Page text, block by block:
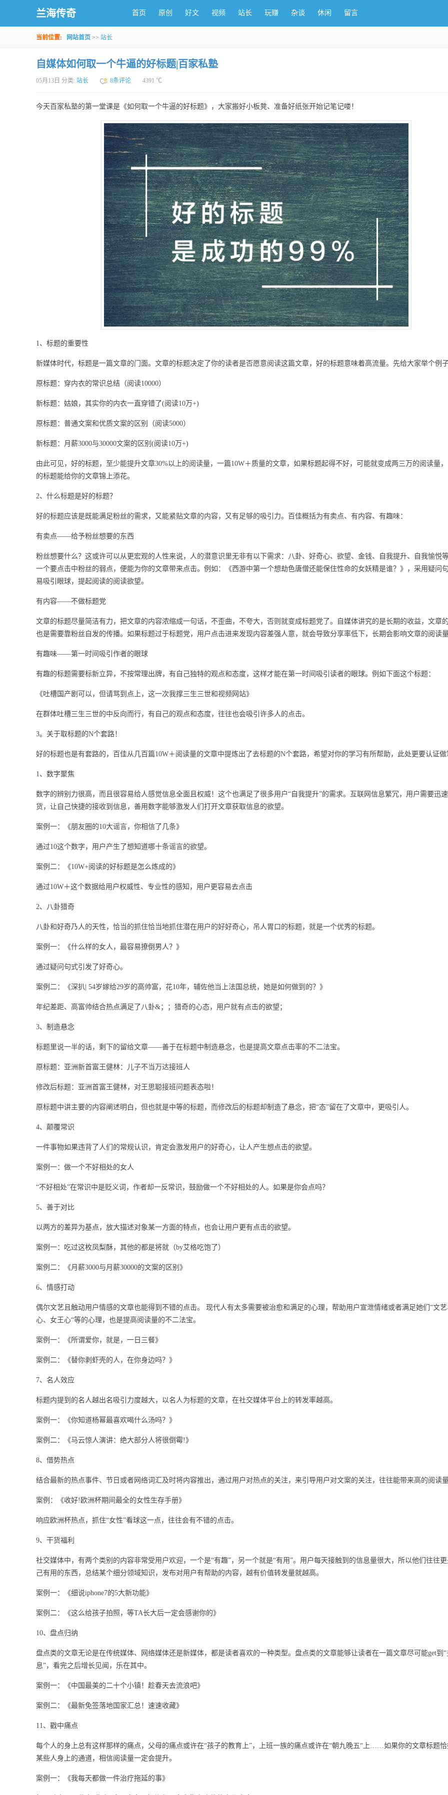
兰海传奇 首页 原创 好文 视频 站长 玩赚 杂谈 休闲 留言
当前位置: 网站首页 >> 站长
自媒体如何取一个牛逼的好标题|百家私塾
05月13日 分类: 站长 8条评论 4391 ℃
今天百家私塾的第一堂课是《如何取一个牛逼的好标题》，大家搬好小板凳、准备好纸张开始记笔记喽！
1、标题的重要性
新媒体时代，标题是一篇文章的门面。文章的标题决定了你的读者是否愿意阅读这篇文章，好的标题意味着高流量。先给大家举个例
原标题：穿内衣的常识总结（阅读10000）
新标题：姑娘，其实你的内衣一直穿错了(阅读10万+)
原标题：普通文案和优质文案的区别（阅读5000）
新标题：月薪3000与30000文案的区别(阅读10万+)
由此可见，好的标题，至少能提升文章30%以上的阅读量，一篇10W＋质量的文章，如果标题起得不好，可能就变成两三万的阅读量
的标题能给你的文章锦上添花。
2、什么标题是好的标题？
好的标题应该是既能满足粉丝的需求，又能紧贴文章的内容，又有足够的吸引力。百佳概括为有卖点、有内容、有趣味：
有卖点——给予粉丝想要的东西
粉丝想要什么？这或许可以从更宏观的人性来说，人的潜意识里无非有以下需求：八卦、好奇心、欲望、金钱、自我提升、自我愉悦
一个要点击中粉丝的弱点，便能为你的文章带来点击。例如：《西游中第一个想劫色唐僧还能保住性命的女妖精是谁？》，采用疑问
易吸引眼球，提起阅读的阅读欲望。
有内容——不做标题党
文章的标题尽量简洁有力，把文章的内容浓缩成一句话，不歪曲，不夸大，否则就变成标题党了。自媒体讲究的是长期的收益，文章
也是需要靠粉丝自发的传播。如果标题过于标题党，用户点击进来发现内容差强人意，就会导致分享率低下，长期会影响文章的阅读
有趣味——第一时间吸引作者的眼球
有趣的标题需要标新立异，不按常理出牌，有自己独特的观点和态度，这样才能在第一时间吸引读者的眼球。例如下面这个标题：
《吐槽国产剧可以，但请骂到点上，这一次我撑三生三世和视频网站》
在群体吐槽三生三世的中反向而行，有自己的观点和态度，往往也会吸引许多人的点击。
3。关于取标题的N个套路！
好的标题也是有套路的，百佳从几百篇10W＋阅读量的文章中提炼出了去标题的N个套路，希望对你的学习有所帮助，此处更要认证
1、数字聚焦
数字的辨别力很高，而且很容易给人感觉信息全面且权威！这个也满足了很多用户“自我提升”的需求。互联网信息繁冗，用户需要迅
货，让自己快捷的接收到信息，善用数字能够激发人们打开文章获取信息的欲望。
案例一：《朋友圈的10大谣言，你相信了几条》
通过10这个数字，用户产生了想知道哪十条谣言的欲望。
案例二：《10W+阅读的好标题是怎么炼成的》
通过10W＋这个数据给用户权威性、专业性的感知，用户更容易去点击
2、八卦猎奇
八卦和好奇乃人的天性，恰当的抓住恰当地抓住潜在用户的好好奇心，吊人胃口的标题，就是一个优秀的标题。
案例一：《什么样的女人，最容易撩倒男人？》
通过疑问句式引发了好奇心。
案例二：《深扒| 54岁嫁给29岁的高帅富，花10年，辅佐他当上法国总统，她是如何做到的？》
年纪差距、高富帅结合热点满足了八卦&；；猎奇的心态，用户就有点击的欲望；
3、制造悬念
标题里说一半的话，剩下的留给文章——善于在标题中制造悬念，也是提高文章点击率的不二法宝。
原标题：亚洲新首富王健林：儿子不当万达接班人
修改后标题：亚洲首富王健林，对王思聪接班问题表态啦！
原标题中讲主要的内容阐述明白，但也就是中等的标题，而修改后的标题却制造了悬念，把“态”留在了文章中，更吸引人。
4、颠覆常识
一件事物如果违背了人们的常规认识，肯定会激发用户的好奇心，让人产生想点击的欲望。
案例一：做一个不好相处的女人
“不好相处”在常识中是贬义词，作者却一反常识，鼓励做一个不好相处的人。如果是你会点吗？
5、善于对比
以两方的差异为基点，放大描述对象某一方面的特点，也会让用户更有点击的欲望。
案例一：吃过这枚凤梨酥，其他的都是将就（by艾格吃饱了）
案例二：《月薪3000与月薪30000的文案的区别》
6、情感打动
偶尔文艺且触动用户情感的文章也能得到不错的点击。 现代人有太多需要被治愈和满足的心理，帮助用户宣泄情绪或者满足她们“文
心、女王心“等的心理，也是提高阅读量的不二法宝。
案例一：《所谓爱你，就是，一日三餐》
案例二：《替你剥虾壳的人，在你身边吗？》
7、名人效应
标题内提到的名人越出名吸引力度越大，以名人为标题的文章，在社交媒体平台上的转发率越高。
案例一：《你知道杨幂最喜欢喝什么汤吗？》
案例二：《马云惊人演讲：绝大部分人将很倒霉!》
8、借势热点
结合最新的热点事件、节日或者网络词汇及时将内容推出，通过用户对热点的关注，来引导用户对文案的关注，往往能带来高的阅读
案例：《收好!欧洲杯期间最全的女性生存手册》
响应欧洲杯热点，抓住“女性”看球这一点，往往会有不错的点击。
9、干货福利
社交媒体中，有两个类别的内容非常受用户欢迎，一个是“有趣”，另一个就是“有用”。用户每天接触到的信息量很大，所以他们往往
己有用的东西，总结某个细分领域知识，发布对用户有帮助的内容，越有价值转发量就越高。
案例一：《细说iphone7的5大新功能》
案例二：《这么给孩子拍照，等TA长大后一定会感谢你的》
10、盘点归纳
盘点类的文章无论是在传统媒体、网络媒体还是新媒体，都是读者喜欢的一种类型。盘点类的文章能够让读者在一篇文章尽可能get到
息”，看完之后增长见闻，乐在其中。
案例一：《中国最美的二十个小镇！趁春天去流浪吧》
案例二：《最新免签落地国家汇总！速速收藏》
11、戳中痛点
每个人的身上总有这样那样的痛点，父母的痛点或许在“孩子的教育上”，上班一族的痛点或许在“朝九晚五“上……如果你的文章标题
某些人身上的通道，相信阅读量一定会提升。
案例一：《我每天都做一件治疗拖延的事》